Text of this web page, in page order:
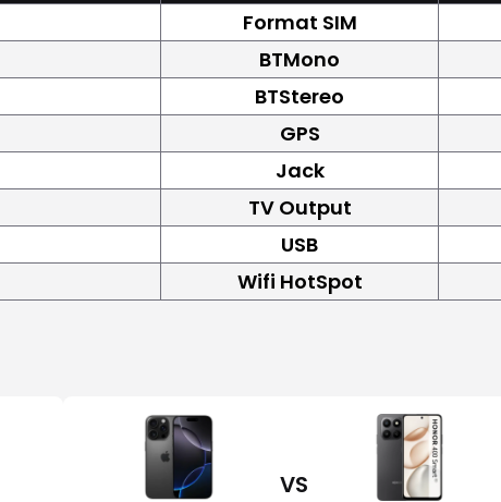
Format SIM
BTMono
BTStereo
GPS
Jack
TV Output
USB
Wifi HotSpot
VS